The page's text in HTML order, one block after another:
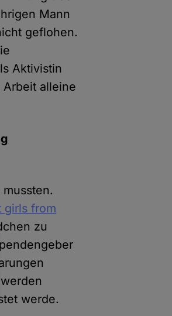
Mann
geflohen.
Aktivistin
alleine
girls from
zu
werde.